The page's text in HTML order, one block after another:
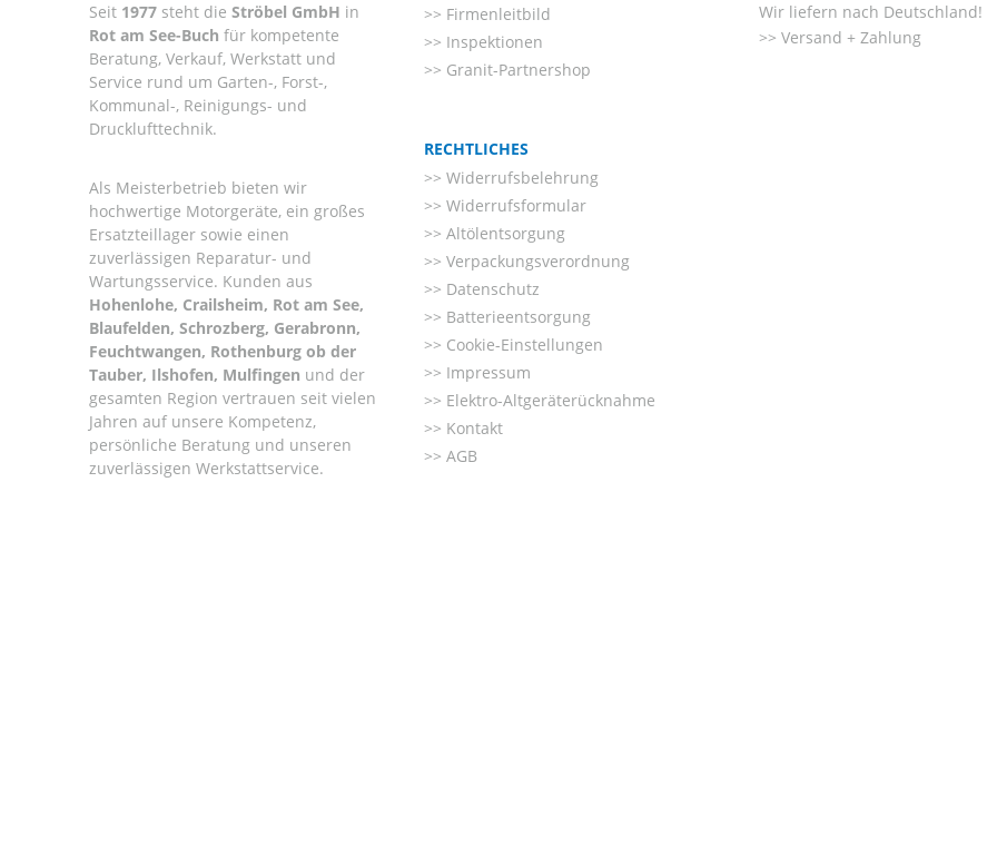
Seit 1977 steht die Ströbel GmbH in
Rot am See-Buch für kompetente
Beratung, Verkauf, Werkstatt und
Service rund um Garten-, Forst-,
Kommunal-, Reinigungs- und
Drucklufttechnik.
Als Meisterbetrieb bieten wir
hochwertige Motorgeräte, ein großes
Ersatzteillager sowie einen
zuverlässigen Reparatur- und
Wartungsservice. Kunden aus
Hohenlohe, Crailsheim, Rot am See,
Blaufelden, Schrozberg, Gerabronn,
Feuchtwangen, Rothenburg ob der
Tauber, Ilshofen, Mulfingen und der
gesamten Region vertrauen seit vielen
Jahren auf unsere Kompetenz,
persönliche Beratung und unseren
zuverlässigen Werkstattservice.
Firmenleitbild
Inspektionen
Granit-Partnershop
RECHTLICHES
Widerrufsbelehrung
Widerrufsformular
Altölentsorgung
Verpackungsverordnung
Datenschutz
Batterieentsorgung
Cookie-Einstellungen
Impressum
Elektro-Altgeräterücknahme
Kontakt
AGB
Wir liefern nach Deutschland!
Versand + Zahlung